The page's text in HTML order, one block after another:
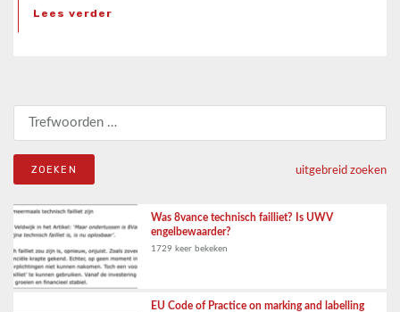
Lees verder
Zoeken naar:
uitgebreid zoeken
Was 8vance technisch failliet? Is UWV
engelbewaarder?
1729 keer bekeken
EU Code of Practice on marking and labelling